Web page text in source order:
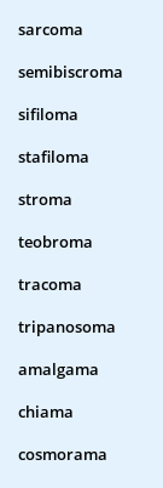
sarcoma
semibiscroma
sifiloma
stafiloma
stroma
teobroma
tracoma
tripanosoma
amalgama
chiama
cosmorama